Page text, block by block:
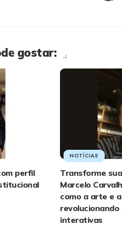
gostar:
perfil
NOTÍCIAS
Transforme
Marcelo
como a arte e
revolucionando
interativas